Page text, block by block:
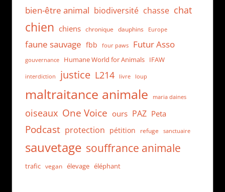
bien-être animal biodiversité chasse chat
chien chiens chronique dauphins Europe
faune sauvage fbb four paws Futur Asso
gouvernance Humane World for Animals IFAW
interdiction justice L214 livre loup
maltraitance animale maria daines
oiseaux One Voice ours PAZ Peta
Podcast protection pétition refuge sanctuaire
sauvetage souffrance animale
trafic vegan élevage éléphant